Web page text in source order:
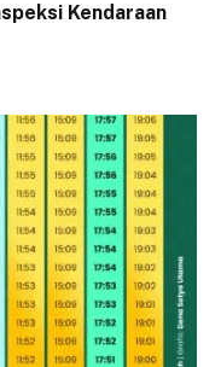
Kendaraan